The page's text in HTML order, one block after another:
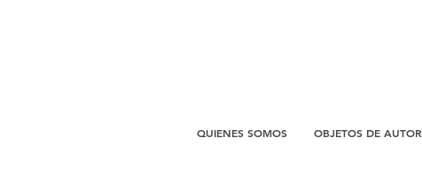
QUIENES SOMOS OBJETOS DE AUTOR